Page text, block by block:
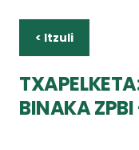
< Itzuli
BINAKA